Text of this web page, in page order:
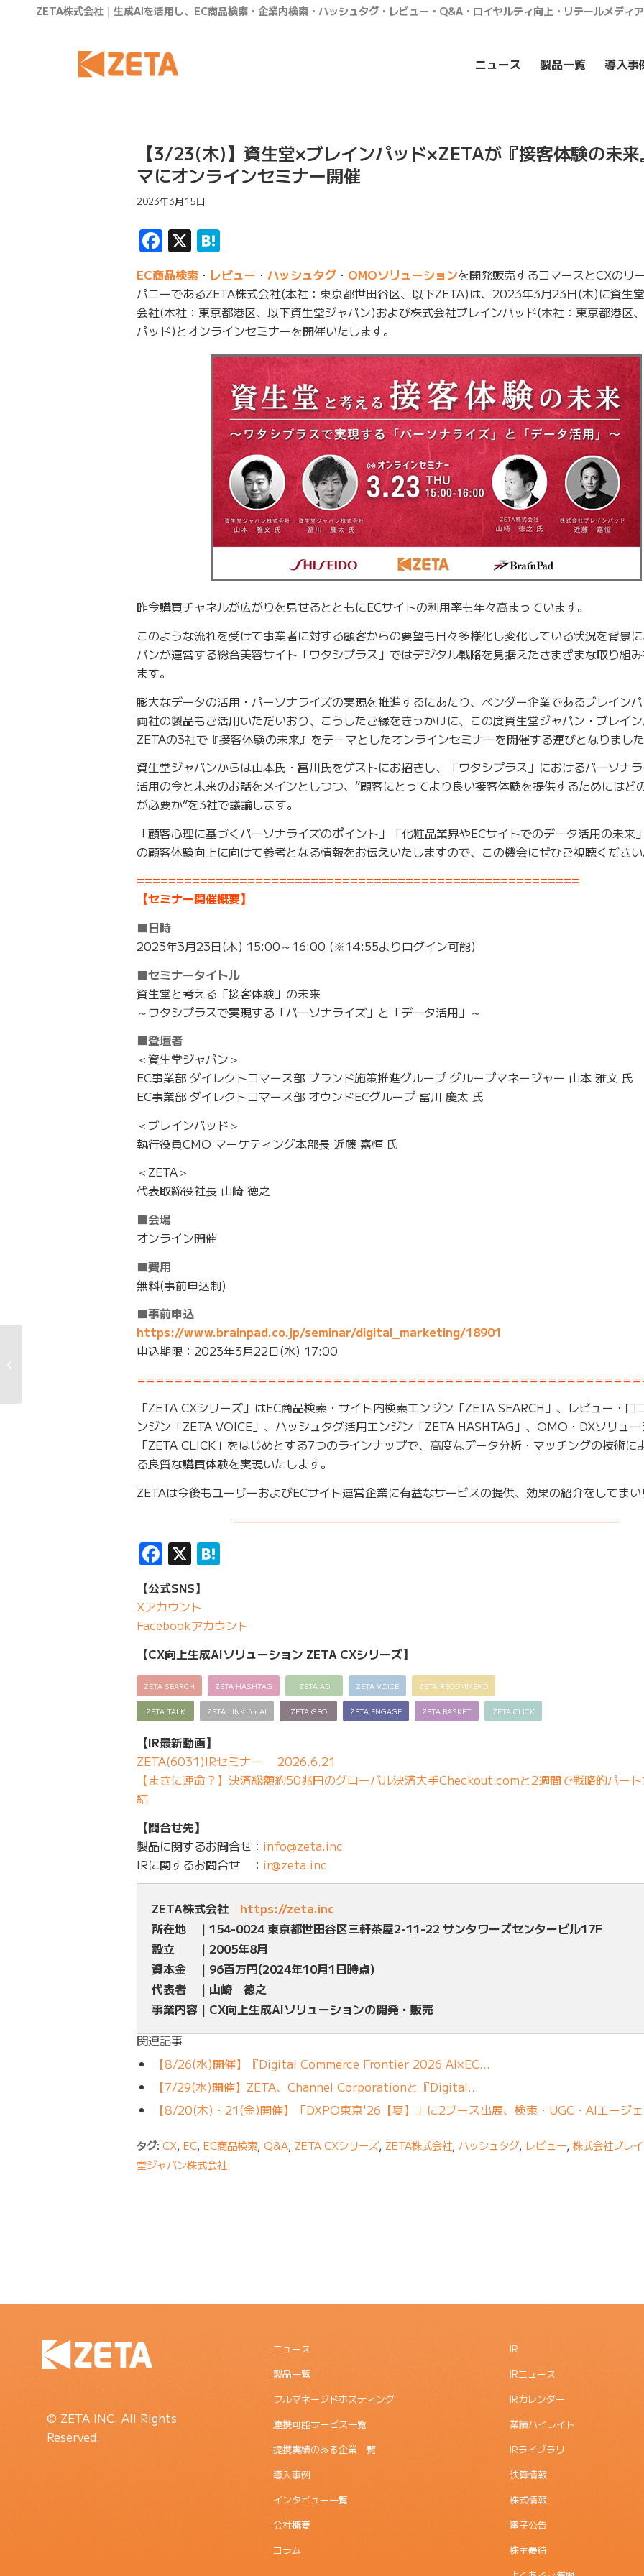
ZETA株式会社｜生成AIを活用し、EC商品検索・企業内検索・ハッシュタグ・レビュー・Q&A・ロイヤルティ向上・リテールメディ
ニュース 製品一覧 導入事
【3/23(木)】資生堂×ブレインパッド×ZETAが『接客体験の未来
マにオンラインセミナー開催
2023年3月15日
Facebook
X
EC商品検索 ・ レビュー ・ ハッシュタグ ・ OMOソリューションを開発販売するコマースとCXのリ
パニーであるZETA株式会社(本社：東京都世田谷区、以下ZETA)は、2023年3月23日(木)に資生
会社(本社：東京都港区、以下資生堂ジャパン)および株式会社ブレインパッド(本社：東京都港区
パッド)とオンラインセミナーを開催いたします。
昨今購買チャネルが広がりを見せるとともにECサイトの利用率も年々高まっています。
このような流れを受けて事業者に対する顧客からの要望も日々多様化し変化している状況を背景
パンが運営する総合美容サイト「ワタシプラス」ではデジタル戦略を見据えたさまざまな取り組
ます。
膨大なデータの活用・パーソナライズの実現を推進するにあたり、ベンダー企業であるブレイン
両社の製品もご活用いただいおり、こうしたご縁をきっかけに、この度資生堂ジャパン・ブレイン
ZETAの3社で『接客体験の未来』をテーマとしたオンラインセミナーを開催する運びとなりました
資生堂ジャパンからは山本氏・冨川氏をゲストにお招きし、「ワタシプラス」におけるパーソナ
活用の今と未来のお話をメインとしつつ、“顧客にとってより良い接客体験を提供するためにはど
が必要か”を3社で議論します。
「顧客心理に基づくパーソナライズのポイント」「化粧品業界やECサイトでのデータ活用の未来
の顧客体験向上に向けて参考となる情報をお伝えいたしますので、この機会にぜひご視聴ください
========================================================
【セミナー開催概要】
■日時
2023年3月23日(木) 15:00～16:00 (※14:55よりログイン可能)
■セミナータイトル
資生堂と考える「接客体験」の未来
～ワタシプラスで実現する「パーソナライズ」と「データ活用」～
■登壇者
＜資生堂ジャパン＞
EC事業部 ダイレクトコマース部 ブランド施策推進グループ グループマネージャー 山本 雅文 氏
EC事業部 ダイレクトコマース部 オウンドECグループ 冨川 慶太 氏
＜ブレインパッド＞
執行役員CMO マーケティング本部長 近藤 嘉恒 氏
＜ZETA＞
代表取締役社長 山崎 徳之
■会場
オンライン開催
■費用
無料(事前申込制)
■事前申込
https://www.brainpad.co.jp/seminar/digital_marketing/18901
申込期限：2023年3月22日(水) 17:00
「ZETA CXシリーズ」はEC商品検索・サイト内検索エンジン「ZETA SEARCH」、レビュー・口
ンジン「ZETA VOICE」、ハッシュタグ活用エンジン「ZETA HASHTAG」、OMO・DXソリュー
「ZETA CLICK」をはじめとする7つのラインナップで、高度なデータ分析・マッチングの技術に
る良質な購買体験を実現いたします。
ZETAは今後もユーザーおよびECサイト運営企業に有益なサービスの提供、効果の紹介をしてまい
—————————————————————————————————–
Facebook
X
【公式SNS】
Xアカウント
Facebookアカウント
【CX向上生成AIソリューション ZETA CXシリーズ】
ZETA SEARCH ZETA HASHTAG ZETA AD ZETA VOICE ZETA RECOMMEND
ZETA TALK ZETA LINK for AI ZETA GEO ZETA ENGAGE ZETA BASKET ZETA CLICK
【IR最新動画】
ZETA(6031)IRセミナー 2026.6.21
【まさに運命？】決済総額約50兆円のグローバル決済大手Checkout.comと2週間で戦略的パー
結
【問合せ先】
製品に関するお問合せ： info@zeta.inc
IRに関するお問合せ ： ir@zeta.inc
ZETA株式会社 https://zeta.inc
所在地 ｜154-0024 東京都世田谷区三軒茶屋2-11-22 サンタワーズセンタービル17F
設立 ｜2005年8月
資本金 ｜96百万円(2024年10月1日時点)
代表者 ｜山崎 徳之
事業内容｜CX向上生成AIソリューションの開発・販売
関連記事
【8/26(水)開催】『Digital Commerce Frontier 2026 AI×EC…
【7/29(水)開催】ZETA、Channel Corporationと『Digital…
【8/20(木)・21(金)開催】「DXPO東京'26【夏】」に2ブース出展、検索・UGC・AIエージ
タグ: CX, EC, EC商品検索, Q&A, ZETA CXシリーズ, ZETA株式会社, ハッシュタグ, レビュー, 株式会社ブレ
堂ジャパン株式会社
© ZETA INC. All Rights
Reserved.
ニュース
製品一覧
フルマネージドホスティング
連携可能サービス一覧
提携実績のある企業一覧
導入事例
インタビュー一覧
会社概要
コラム
IR
IRニュース
IRカレンダー
業績ハイライト
IRライブラリ
決算情報
株式情報
電子公告
株主優待
デサントジャパンが運営する
『DESCENTE STORE オンライン』